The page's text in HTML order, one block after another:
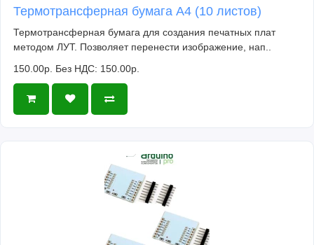
Термотрансферная бумага А4 (10 листов)
Термотрансферная бумага для создания печатных плат
методом ЛУТ. Позволяет перенести изображение, нап..
150.00р. Без НДС: 150.00р.